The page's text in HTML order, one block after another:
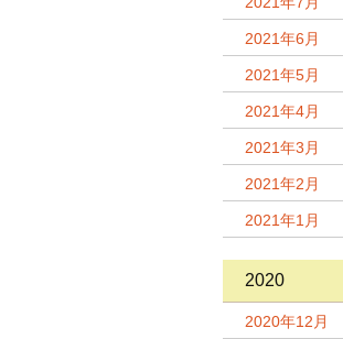
2021年6月
2021年5月
2021年4月
2021年3月
2021年2月
2021年1月
2020
2020年12月